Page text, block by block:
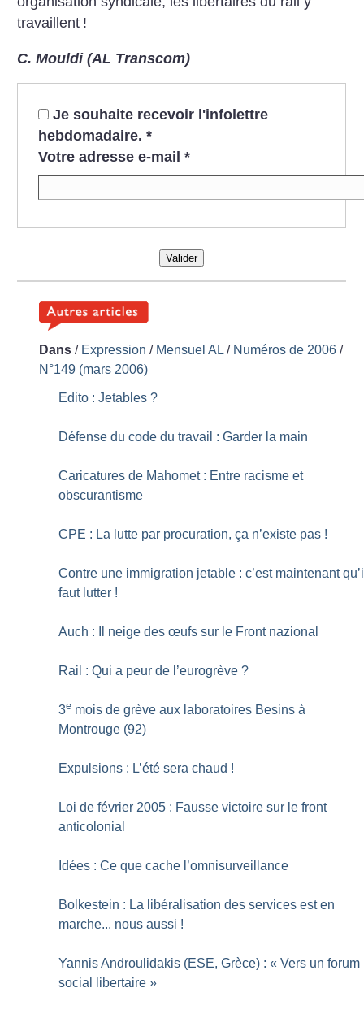
travaillent !
C. Mouldi (AL Transcom)
Je souhaite recevoir l'infolettre
hebdomadaire. *
Votre adresse e-mail *
Valider
Dans / Expression / Mensuel AL / Numéros de 2006 /
N°149 (mars 2006)
Edito : Jetables ?
Défense du code du travail : Garder la main
Caricatures de Mahomet : Entre racisme et
obscurantisme
CPE : La lutte par procuration, ça n’existe pas !
Contre une immigration jetable : c’est maintenant
faut lutter !
Auch : Il neige des œufs sur le Front nazional
Rail : Qui a peur de l’eurogrève ?
3e mois de grève aux laboratoires Besins à
Montrouge (92)
Expulsions : L’été sera chaud !
Loi de février 2005 : Fausse victoire sur le front
anticolonial
Idées : Ce que cache l’omnisurveillance
Bolkestein : La libéralisation des services est en
marche... nous aussi !
Yannis Androulidakis (ESE, Grèce) : « Vers un forum
social libertaire »